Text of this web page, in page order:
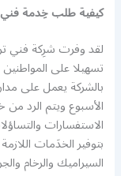
كيفية طلب خِدمة
لقد وفرت شرِكة فني
تسهيلا على
الأسبوع ويتم الرد
الاستفسارات
بتوفير الخدَمات
السيراميك والرخام